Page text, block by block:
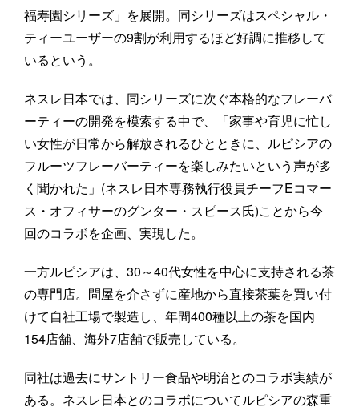
福寿園シリーズ」を展開。同シリーズはスペシャル・
ティーユーザーの9割が利用するほど好調に推移して
いるという。
ネスレ日本では、同シリーズに次ぐ本格的なフレーバ
ーティーの開発を模索する中で、「家事や育児に忙し
い女性が日常から解放されるひとときに、ルピシアの
フルーツフレーバーティーを楽しみたいという声が多
く聞かれた」(ネスレ日本専務執行役員チーフEコマー
ス・オフィサーのグンター・スピース氏)ことから今
回のコラボを企画、実現した。
一方ルピシアは、30～40代女性を中心に支持される茶
の専門店。問屋を介さずに産地から直接茶葉を買い付
けて自社工場で製造し、年間400種以上の茶を国内
154店舗、海外7店舗で販売している。
同社は過去にサントリー食品や明治とのコラボ実績が
ある。ネスレ日本とのコラボについてルピシアの森重